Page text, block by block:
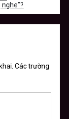
Các trường